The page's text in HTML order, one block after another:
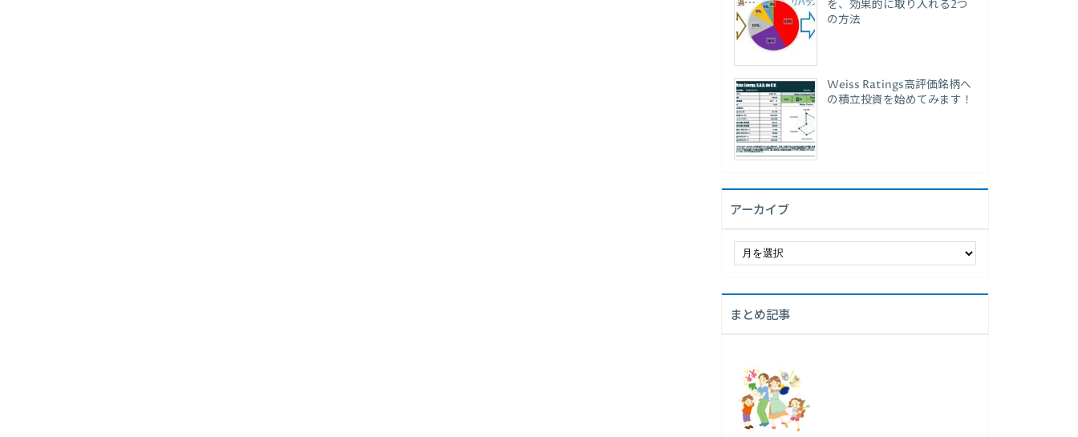
を、効果的に取り入れる2つ
の方法
Weiss Ratings高評価銘柄へ
の積立投資を始めてみます！
アーカイブ
イ
ブまとめ記事